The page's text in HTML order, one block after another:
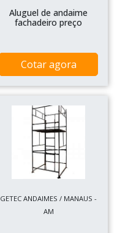
Aluguel de andaime
fachadeiro preço
Cotar agora
GETEC ANDAIMES / MANAUS -
AM